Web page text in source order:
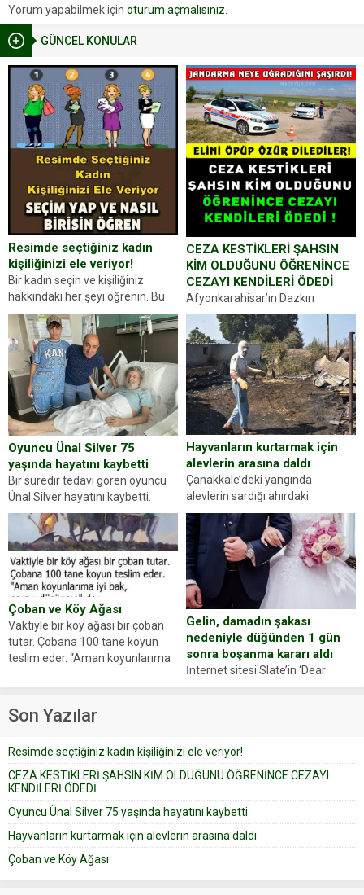
GÜNCEL KONULAR
Resimde seçtiğiniz kadın
kişiliğinizi ele veriyor!
Bir kadın seçin ve kişiliğiniz
hakkındaki her şeyi öğrenin. Bu
kez karşınıza oldukça farklı bir
kişilik testiyle çıkıyoruz. Resimde
gördüğünüz kadın figürlerinden
dikkatinizi en...
CEZA KESTİKLERİ ŞAHSIN
KİM OLDUĞUNU ÖĞRENİNCE
CEZAYI KENDİLERİ ÖDEDİ
Afyonkarahisar’ın Dazkırı
ilçesinde trafik uygulaması
yapan jandarma ekipleri
durdurdukları bir otomobilin
sürücüsünden ehliyet ve ruhsat
sorup belgelerini istedi. Sürücü
Abdurrahman Ö.nün verdiği
evraklarda eksik olduğunu...
Oyuncu Ünal Silver 75
yaşında hayatını kaybetti
Bir süredir tedavi gören oyuncu
Ünal Silver hayatını kaybetti.
Haberi, oyuncunun menajerlik
ajansı duyurdu. Renda Güner,
sosyal medya hesabında “Usta
Oyuncumuz ve çok değerli
dostumuz...
Hayvanların kurtarmak için
alevlerin arasına daldı
Çanakkale’deki yangında
alevlerin sardığı ahırdaki
hayvanlarını kurtarmak isteyen
Zeki Demir (66) ölümden döndü.
Yüzünde ve ellerinde yanıklar
oluşan Demir, kâbus dolu anları
anlattı… Merkeze bağlı...
Çoban ve Köy Ağası
Vaktiyle bir köy ağası bir çoban
tutar. Çobana 100 tane koyun
teslim eder. “Aman koyunlarıma
Çoban koyunları alır gider. Aylar...
Gelin, damadın şakası
nedeniyle düğünden 1 gün
sonra boşanma kararı aldı
İnternet sitesi Slate’in ‘Dear
Prudence’ isimli tavsiye köşesine
yapıştırdığı için düğünden...
Son Yazılar
Resimde seçtiğiniz kadın kişiliğinizi ele veriyor!
CEZA KESTİKLERİ ŞAHSIN KİM OLDUĞUNU ÖĞRENİNCE CEZAYI
KENDİLERİ ÖDEDİ
Oyuncu Ünal Silver 75 yaşında hayatını kaybetti
Hayvanların kurtarmak için alevlerin arasına daldı
Çoban ve Köy Ağası
Yorum yapabilmek için oturum açmalısınız.